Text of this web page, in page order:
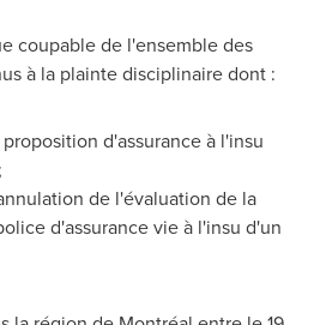
coupable de l'ensemble des
à la plainte disciplinaire dont :
d'assurance à l'insu
de l'évaluation de la
d'assurance vie à l'insu d'un